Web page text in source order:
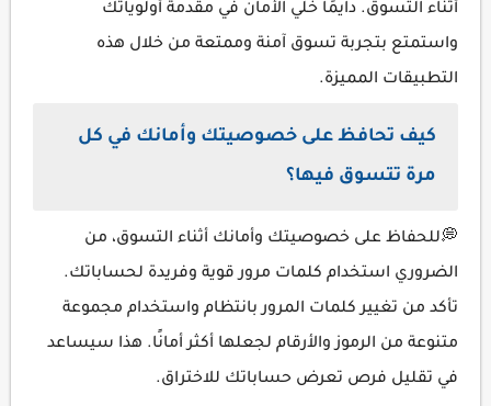
أثناء التسوق. دايمًا خلي الأمان في مقدمة أولوياتك
واستمتع بتجربة تسوق آمنة وممتعة من خلال هذه
التطبيقات المميزة.
كيف تحافظ على خصوصيتك وأمانك في كل
مرة تتسوق فيها؟
💭للحفاظ على خصوصيتك وأمانك أثناء التسوق، من
الضروري استخدام كلمات مرور قوية وفريدة لحساباتك.
تأكد من تغيير كلمات المرور بانتظام واستخدام مجموعة
متنوعة من الرموز والأرقام لجعلها أكثر أمانًا. هذا سيساعد
في تقليل فرص تعرض حساباتك للاختراق.